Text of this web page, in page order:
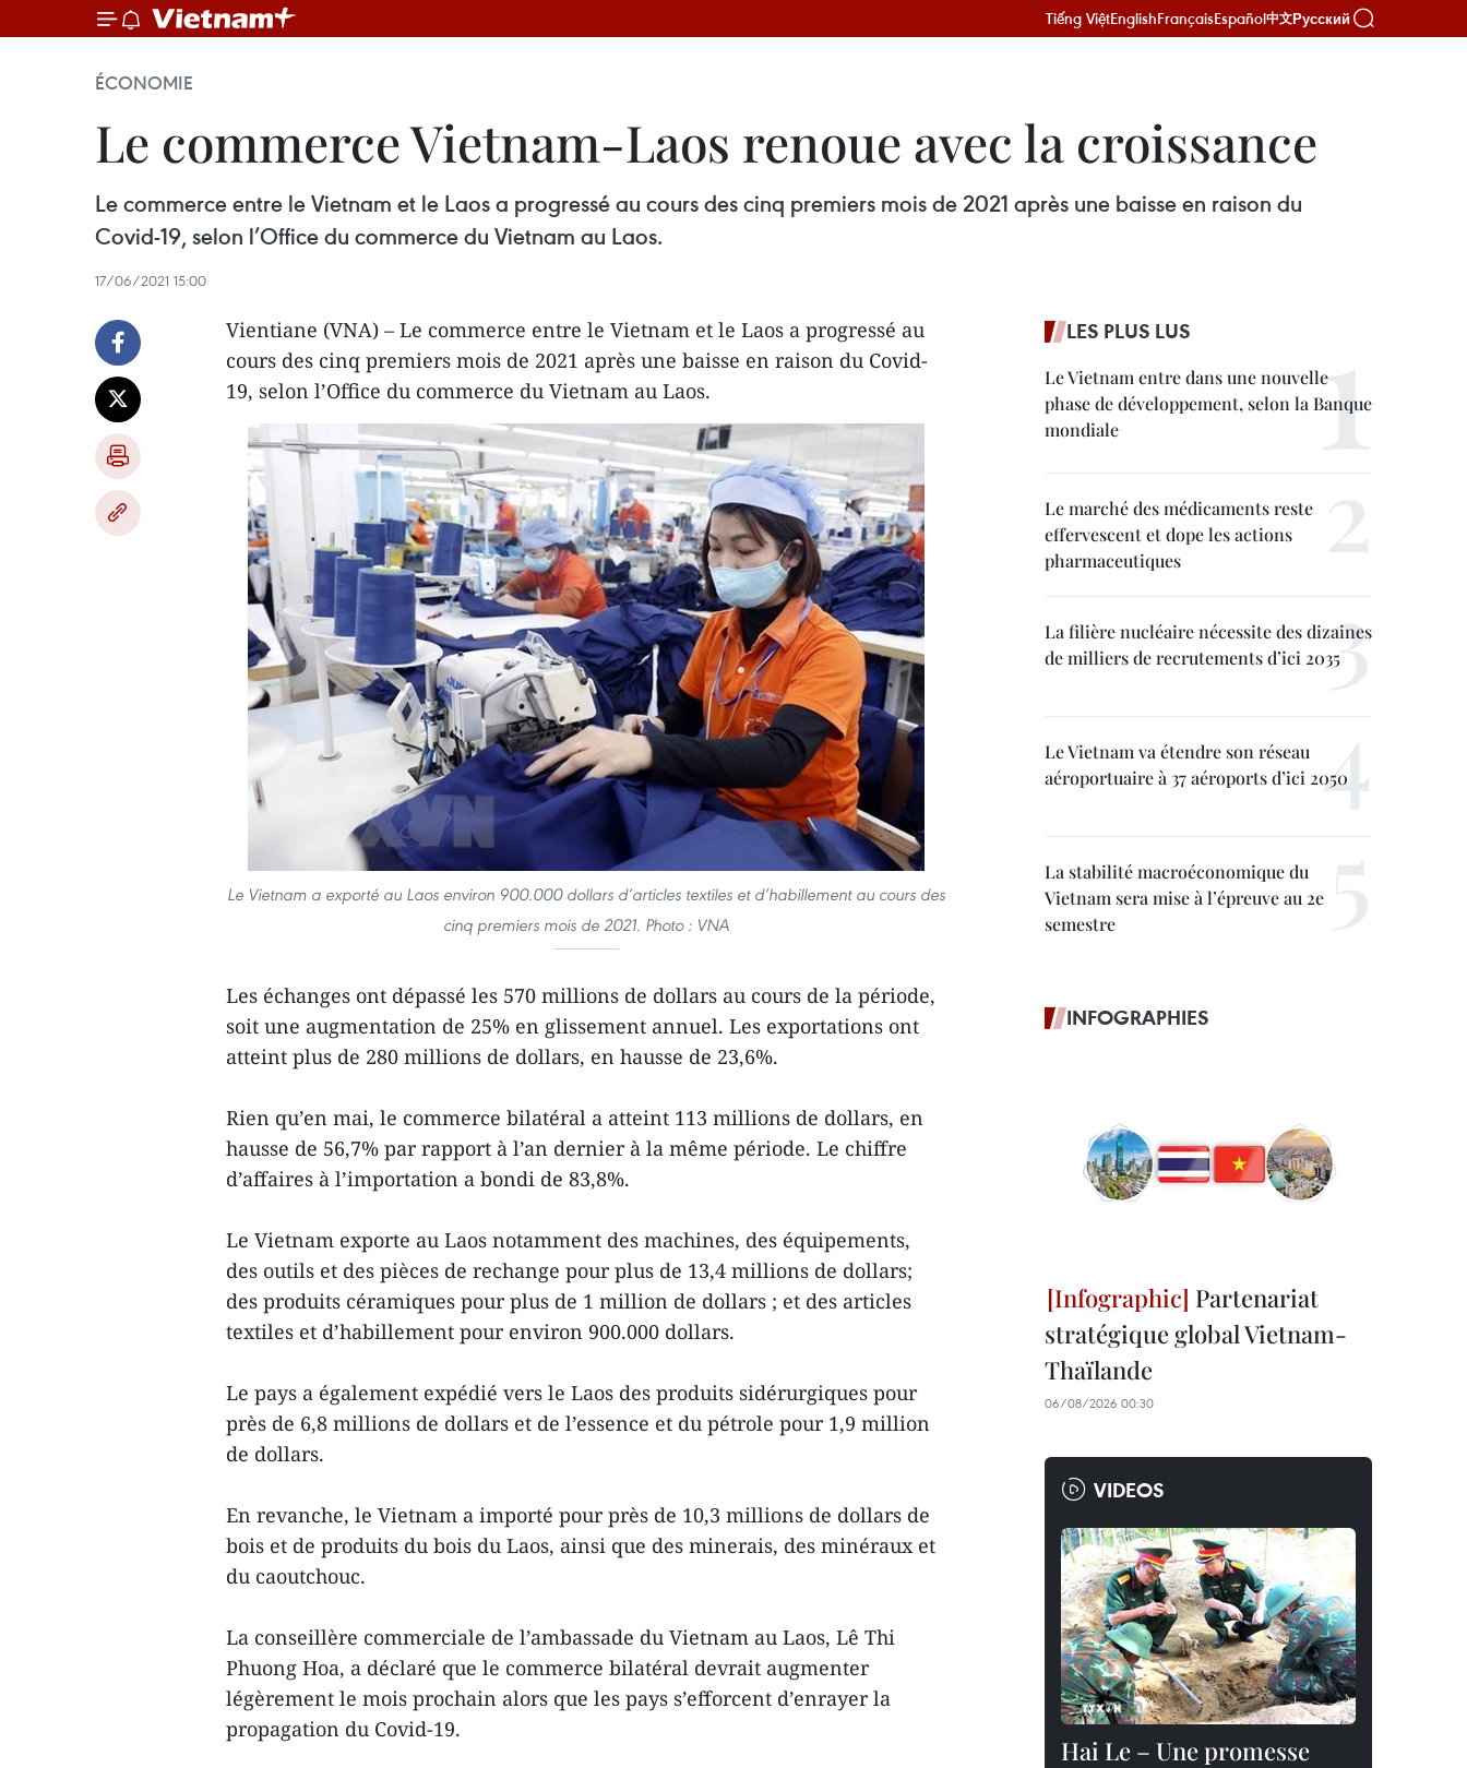
Tiếng ViệtEnglishFrançaisEspañol中文Русский
ÉCONOMIE
Le commerce Vietnam-Laos renoue avec la croissance
Le commerce entre le Vietnam et le Laos a progressé au cours des cinq premiers mois de 2021 après une baisse en raison du
Covid-19, selon l’Office du commerce du Vietnam au Laos.
17/06/2021 15:00
Vientiane (VNA) – Le commerce entre le Vietnam et le Laos a progressé au
cours des cinq premiers mois de 2021 après une baisse en raison du Covid-
19, selon l’Office du commerce du Vietnam au Laos.
Le Vietnam a exporté au Laos environ 900.000 dollars d’articles textiles et d’habillement au cours des
cinq premiers mois de 2021. Photo : VNA
Les échanges ont dépassé les 570 millions de dollars au cours de la période,
soit une augmentation de 25% en glissement annuel. Les exportations ont
atteint plus de 280 millions de dollars, en hausse de 23,6%.
Rien qu’en mai, le commerce bilatéral a atteint 113 millions de dollars, en
hausse de 56,7% par rapport à l’an dernier à la même période. Le chiffre
d’affaires à l’importation a bondi de 83,8%.
Le Vietnam exporte au Laos notamment des machines, des équipements,
des outils et des pièces de rechange pour plus de 13,4 millions de dollars;
des produits céramiques pour plus de 1 million de dollars ; et des articles
textiles et d’habillement pour environ 900.000 dollars.
Le pays a également expédié vers le Laos des produits sidérurgiques pour
près de 6,8 millions de dollars et de l’essence et du pétrole pour 1,9 million
de dollars.
En revanche, le Vietnam a importé pour près de 10,3 millions de dollars de
bois et de produits du bois du Laos, ainsi que des minerais, des minéraux et
du caoutchouc.
La conseillère commerciale de l’ambassade du Vietnam au Laos, Lê Thi
Phuong Hoa, a déclaré que le commerce bilatéral devrait augmenter
légèrement le mois prochain alors que les pays s’efforcent d’enrayer la
propagation du Covid-19.
LES PLUS LUS
Le Vietnam entre dans une nouvelle
phase de développement, selon la Banque
mondiale
Le marché des médicaments reste
effervescent et dope les actions
pharmaceutiques
La filière nucléaire nécessite des dizaines
de milliers de recrutements d’ici 2035
Le Vietnam va étendre son réseau
aéroportuaire à 37 aéroports d’ici 2050
La stabilité macroéconomique du
Vietnam sera mise à l’épreuve au 2e
semestre
INFOGRAPHIES
Partenariat
stratégique global Vietnam-
Thaïlande
06/08/2026 00:30
VIDEOS
Hai Le – Une promesse